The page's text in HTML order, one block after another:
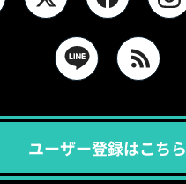
ユーザー登録はこちら